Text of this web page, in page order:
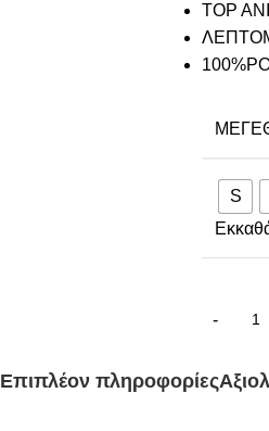
TOP
S
Επιπλέον πληροφορίες